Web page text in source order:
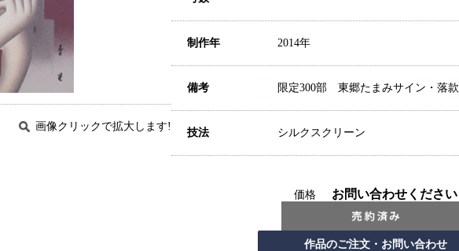
画像クリックで拡大します!
制作年 2014年
備考 限定300部 東郷たまみサイン・落款
技法 シルクスクリーン
価格 お問い合わせください